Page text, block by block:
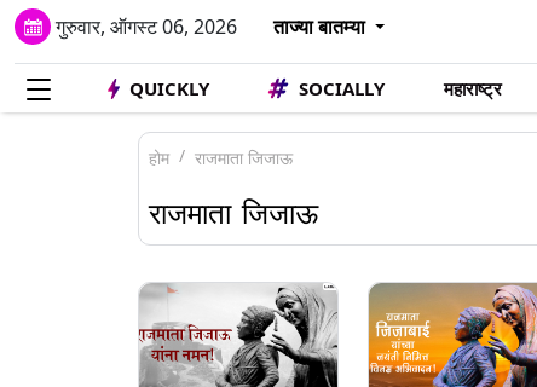
गुरुवार, ऑगस्ट 06, 2026 ताज्या बातम्या
QUICKLY SOCIALLY महाराष्ट्र
होम राजमाता जिजाऊ
राजमाता जिजाऊ